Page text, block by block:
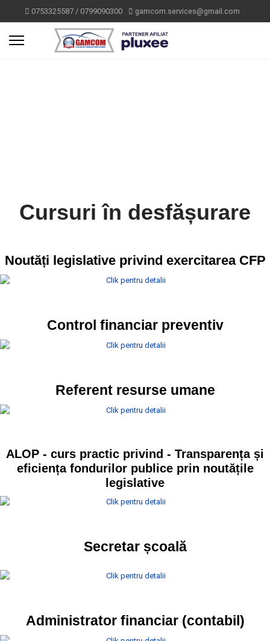
0753325587 / 0799090300 gamcom.services@gmail.com
Cursuri în desfășurare
Noutăți legislative privind exercitarea CFP
Control financiar preventiv
Referent resurse umane
ALOP - curs practic privind - Transparența și
eficiența fondurilor publice prin noutățile
legislative
Secretar școală
Administrator financiar (contabil)